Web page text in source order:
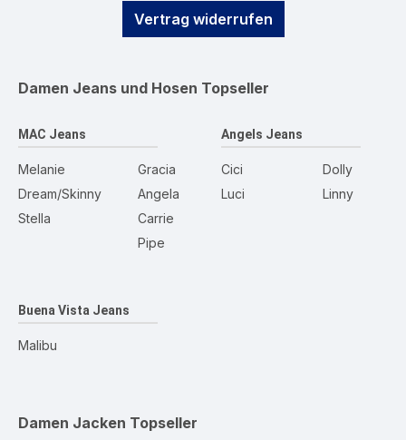
Vertrag widerrufen
Damen Jeans und Hosen Topseller
MAC Jeans
Melanie
Dream/Skinny
Stella
Gracia
Angela
Carrie
Pipe
Angels Jeans
Cici
Luci
Dolly
Linny
Buena Vista Jeans
Malibu
Damen Jacken Topseller